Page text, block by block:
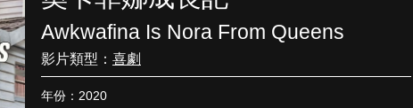
Awkwafina Is Nora From Queens
影片類型： 喜劇
年份：2020